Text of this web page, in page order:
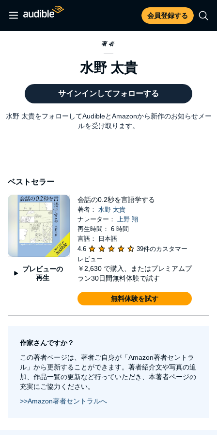
会員登録する
著者
水野 太貴
サインインしてフォローする
水野 太貴をフォローしてAudibleとAmazonから新作のお知らせメー
ルを受け取ります。
ベストセラー
プレビューの
再生
会話の0.2秒を言語学する
著者： 水野 太貴
ナレーター： 上野 翔
再生時間： 6 時間
言語： 日本語
4.6
39件のカスタマー
レビュー
￥2,630 で購入、またはプレミアムプ
ラン30日間無料体験で試す
無料体験を試す
作家さんですか？
この著者ページは、著者ご自身が「Amazon著者セントラ
ル」から更新することができます。著者紹介文や写真の追
加、作品一覧の更新など行っていただき、本著者ページの
充実にご協力ください。
>>Amazon著者セントラルへ